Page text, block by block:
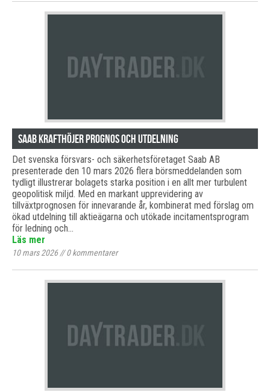
Saab krafthöjer prognos och utdelning
Det svenska försvars- och säkerhetsföretaget Saab AB
presenterade den 10 mars 2026 flera börsmeddelanden som
tydligt illustrerar bolagets starka position i en allt mer turbulent
geopolitisk miljd. Med en markant upprevidering av
tillväxtprognosen för innevarande år, kombinerat med förslag om
ökad utdelning till aktieägarna och utökade incitamentsprogram
för ledning och…
Läs mer
10 mars 2026//0kommentarer